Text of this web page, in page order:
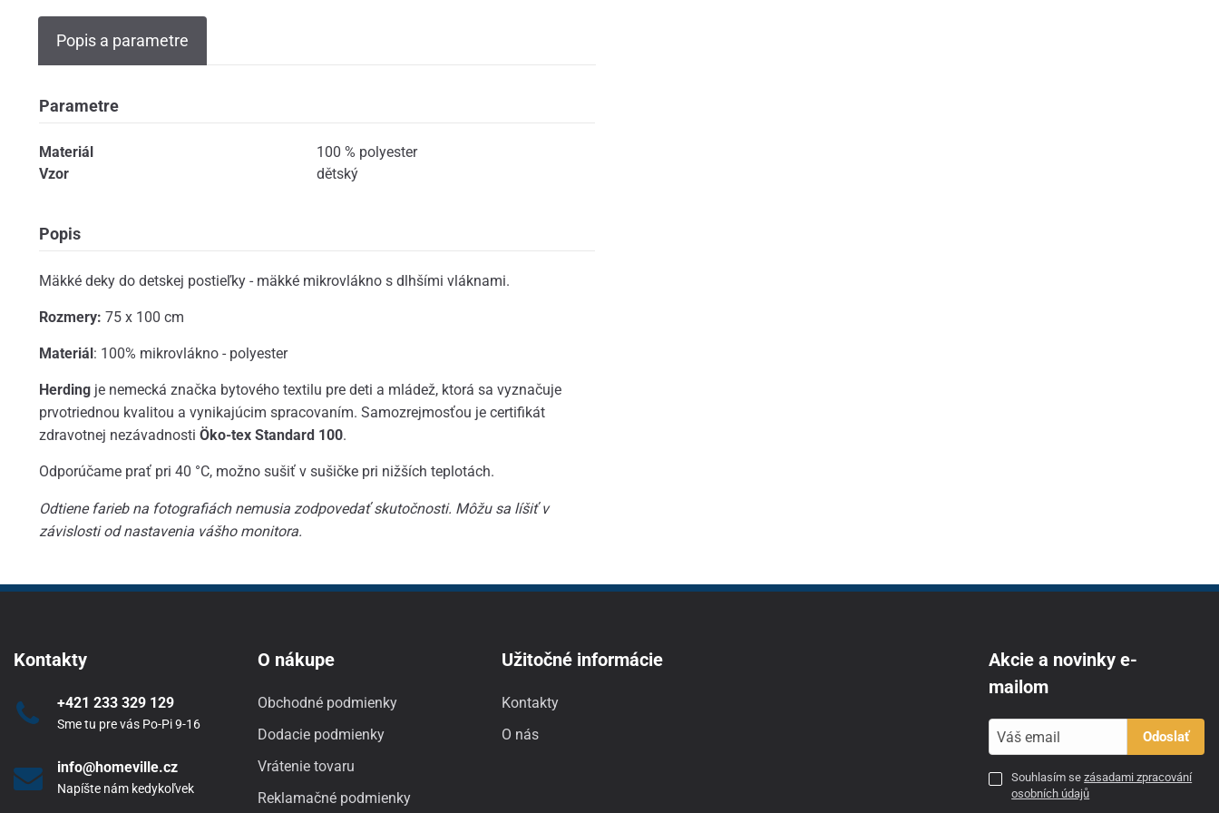
Popis a parametre
Parametre
Materiál
100 % polyester
Vzor
dětský
Popis
Mäkké deky do detskej postieľky - mäkké mikrovlákno s dlhšími vláknami.
Rozmery: 75 x 100 cm
Materiál: 100% mikrovlákno - polyester
Herdingje nemecká značka bytového textilu pre deti a mládež, ktorá sa vyznačuje
prvotriednou kvalitou a vynikajúcim spracovaním. Samozrejmosťou je certifikát
zdravotnej nezávadnosti Öko-tex Standard 100.
Odporúčame prať pri 40 °C, možno sušiť v sušičke pri nižších teplotách.
Odtiene farieb na fotografiách nemusia zodpovedať skutočnosti. Môžu sa líšiť v
závislosti od nastavenia vášho monitora.
Kontakty
+421 233 329 129
Sme tu pre vás Po-Pi 9-16
info@homeville.cz
Napíšte nám kedykoľvek
O nákupe
Obchodné podmienky
Dodacie podmienky
Vrátenie tovaru
Reklamačné podmienky
Užitočné informácie
Kontakty
O nás
Akcie a novinky e-
mailom
Odoslať
Souhlasím sezásadami zpracování
osobních údajů